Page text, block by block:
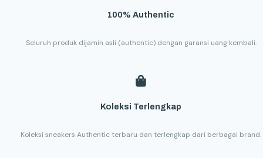
100% Authentic
Seluruh produk dijamin asli (authentic) dengan garansi uang kembali.
Koleksi Terlengkap
Koleksi sneakers Authentic terbaru dan terlengkap dari berbagai brand.